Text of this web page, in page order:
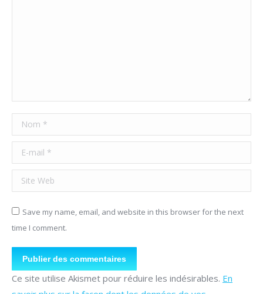
Nom *
E-mail *
Site Web
Save my name, email, and website in this browser for the next
time I comment.
Publier des commentaires
Ce site utilise Akismet pour réduire les indésirables. En